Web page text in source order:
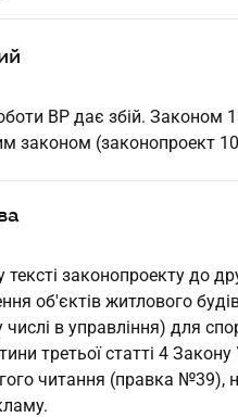
ВР дає збій. Законом
законом (законопроект
законопроекту до
об'єктів житлового
в управління) для
третьої статті 4 Закону
читання (правка №39),